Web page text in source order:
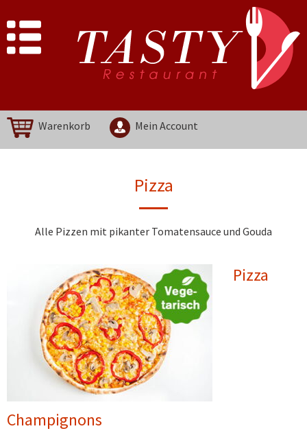
Warenkorb Mein Account
Pizza
Alle Pizzen mit pikanter Tomatensauce und Gouda
Pizza
Champignons